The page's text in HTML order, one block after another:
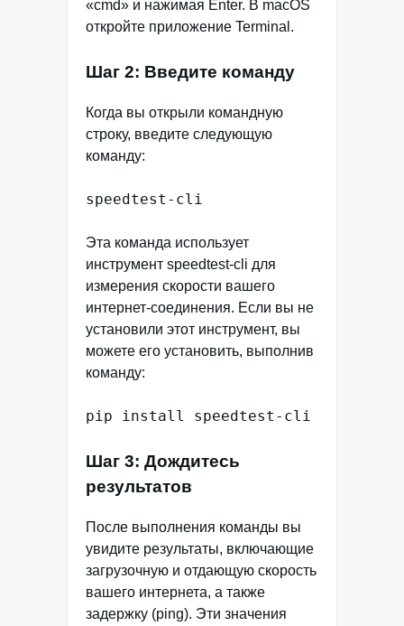
«cmd» и нажимая Enter. В macOS
откройте приложение Terminal.
Шаг 2: Введите команду
Когда вы открыли командную
строку, введите следующую
команду:
speedtest-cli
Эта команда использует
инструмент speedtest-cli для
измерения скорости вашего
интернет-соединения. Если вы не
установили этот инструмент, вы
можете его установить, выполнив
команду:
pip install speedtest-cli
Шаг 3: Дождитесь
результатов
После выполнения команды вы
увидите результаты, включающие
загрузочную и отдающую скорость
вашего интернета, а также
задержку (ping). Эти значения